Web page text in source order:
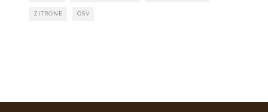
ZITRONE ÖSV